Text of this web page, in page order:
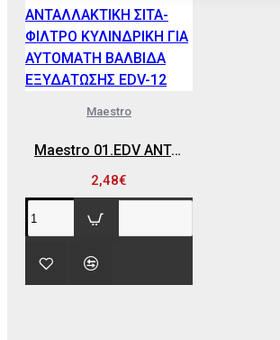
Maestro
Maestro 01.EDV ΑΝΤΑΛΛΑΚΤΙΚΗ ΣΙΤΑ-ΦΙΛΤΡΟ ΚΥΛΙΝΔΡΙΚΗ ΓΙΑ ΑΥΤΟΜΑΤΗ ΒΑΛΒΙΔΑ ΕΞΥΔΑΤΩΣΗΣ EDV-12
2,48€